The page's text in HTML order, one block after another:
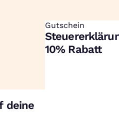
deine
Gutschein
:
10% Rabatt